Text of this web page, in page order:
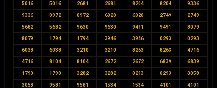
5016 5016 2681 2681 8204 8204 9336
9336 0972 0972 6020 6020 2749 2749
5682 5682 9630 9630 9491 9491 8079
8079 1794 1794 3946 3946 0293 0293
6038 6038 3210 3210 8263 8263 4716
4716 8104 8104 2672 2672 6839 6839
1790 1790 3282 3282 0293 0293 3058
3058 9581 9581 1534 1534 4101 4101